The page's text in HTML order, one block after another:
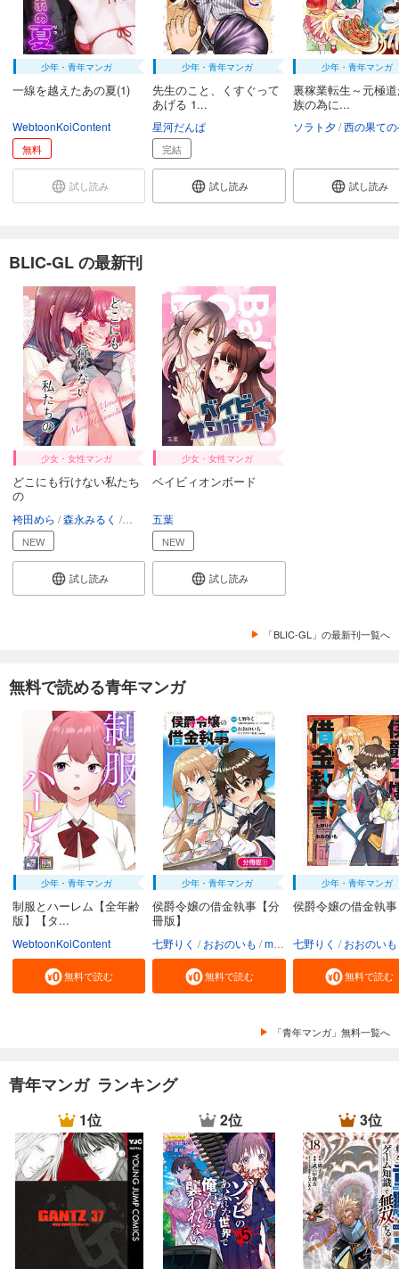
少年・青年マンガ
一線を越えたあの夏(1)
WebtoonKoiContent
無料
試し読み
少年・青年マンガ
先生のこと、くすぐって
あげる 1...
星河だんぱ
完結
試し読み
少年・青年マンガ
裏稼業転生～元極
族の為に...
ソラト夕 西の果てのぺ
試し読み
BLIC-GL の最新刊
少女・女性マンガ
どこにも行けない私たち
の
袴田めら 森永みるく ミャオギレ刑事
NEW
試し読み
少女・女性マンガ
ベイビィオンボード
五葉
NEW
試し読み
「BLIC-GL」の最新刊一覧へ
無料で読める青年マンガ
少年・青年マンガ
制服とハーレム【全年齢
版】【タ...
WebtoonKoiContent
無料で読む
少年・青年マンガ
侯爵令嬢の借金執事【分
冊版】
七野りく おおのいも mmu
無料で読む
少年・青年マンガ
侯爵令嬢の借金執事
七野りく おおのいも
無料で読む
「青年マンガ」無料一覧へ
青年マンガ ランキング
1位 2位 3位